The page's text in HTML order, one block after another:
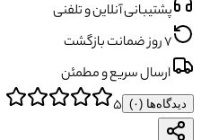
پشتیبانی آنلاین و تلفنی
۷ روز ضمانت بازگشت
ارسال سریع و مطمئن
دیدگاه‌ها (۰) ۵